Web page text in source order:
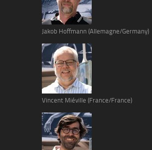
Jakob Hoffmann (Allemagne/Germany)
Vincent Miéville (France/France)